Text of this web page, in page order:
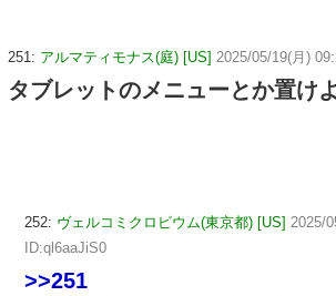
251: アルマティモナス(庭) [US] 2025/05/19(月)
タブレットのメニューとか置け
252: ヴェルコミクロビウム(東京都) [US] 2025/
ID:ql6aaJiS0
>>251